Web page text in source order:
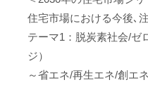
住宅市場における今後､
テーマ1：脱炭素社会/ゼ
ジ）
～省エネ/再生エネ/創エ